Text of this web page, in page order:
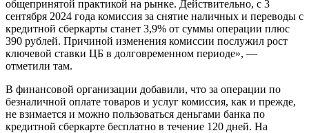
общепринятой практикой на рынке. Действительно, с 3
сентября 2024 года комиссия за снятие наличных и переводы с
кредитной сберкарты станет 3,9% от суммы операции плюс
390 рублей. Причиной изменения комиссии послужил рост
ключевой ставки ЦБ в долговременном периоде», —
отметили там.
В финансовой организации добавили, что за операции по
безналичной оплате товаров и услуг комиссия, как и прежде,
не взимается и можно пользоваться деньгами банка по
кредитной сберкарте бесплатно в течение 120 дней. На